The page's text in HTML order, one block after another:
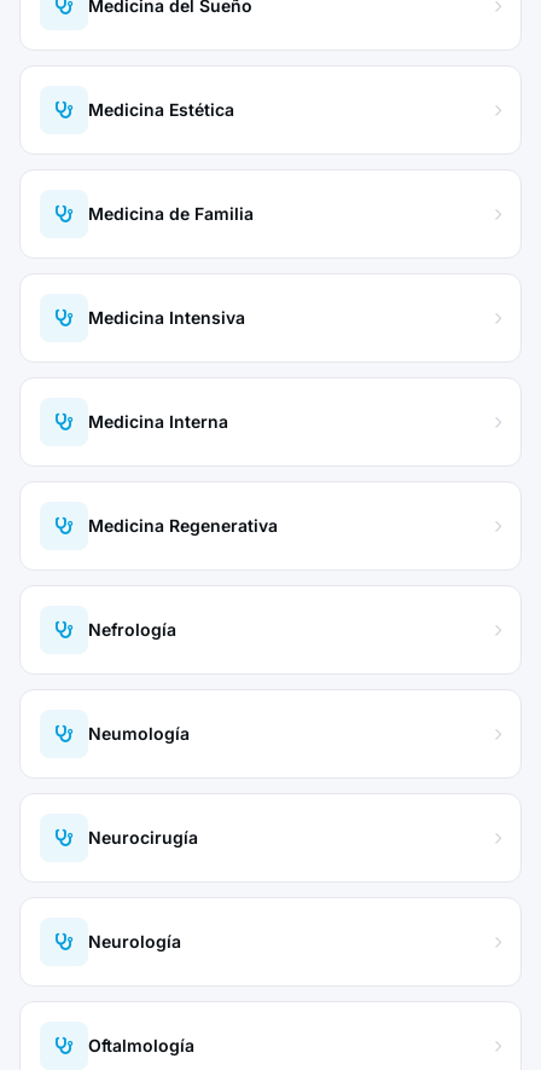
Medicina del Sueño
Medicina Estética
Medicina de Familia
Medicina Intensiva
Medicina Interna
Medicina Regenerativa
Nefrología
Neumología
Neurocirugía
Neurología
Oftalmología